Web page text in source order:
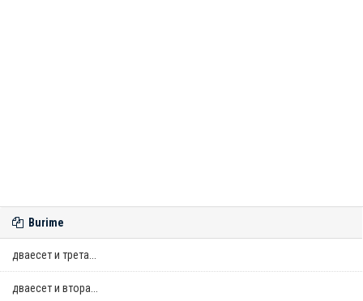
Burime
дваесет и трета...
дваесет и втора...